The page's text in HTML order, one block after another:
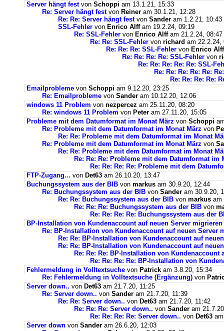
Server hängt festvon Schoppi am 13.1.21, 15:33
Re: Server hängt festvon Reiner am 30.1.21, 12:28
Re: Re: Server hängt festvon Sander am 1.2.21, 10:43
SSL-Fehler von Enrico Alffam 19.2.24, 09:19
Re: SSL-Fehler von Enrico Alffam 21.2.24, 08:47
Re: Re: SSL-Fehler von richard am 22.2.24,
Re: Re: Re: SSL-Fehler von Enrico Alff
Re: Re: Re: Re: SSL-Fehler von
Re: Re: Re: Re: Re: SSL-
Re: Re: Re: Re: Re:
Re: Re: Re: Re:
Emailprobleme von Schoppi am 9.12.20, 23:25
Re: Emailprobleme von Sander am 10.12.20, 12:06
windows 11 Problem von nezpercez am 25.11.20, 08:20
Re: windows 11 Problem von Peter am 27.11.20, 15:05
Probleme mit dem Datumformat im Monat März von Schoppi
Re: Probleme mit dem Datumformat im Monat März von
Re: Re: Probleme mit dem Datumformat im Monat
Re: Probleme mit dem Datumformat im Monat März von
Re: Re: Probleme mit dem Datumformat im Monat
Re: Re: Re: Probleme mit dem Datumformat im
Re: Re: Re: Re: Probleme mit dem
FTP-Zugang... von Det63 am 26.10.20, 13:47
Buchungssystem aus der BIB von markus am 30.9.20, 12:44
Re: Buchungssystem aus der BIB von Sander am 30.9.20,
Re: Re: Buchungssystem aus der BIB von markus am
Re: Re: Re: Buchungssystem aus der BIB von
Re: Re: Re: Re: Buchungssystem aus der
BP-Installation von Kundenaccount auf neuen Server migrieren
Re: BP-Installation von Kundenaccount auf neuen Server
Re: Re: BP-Installation von Kundenaccount auf
Re: Re: BP-Installation von Kundenaccount auf
Re: Re: Re: BP-Installation von Kundenaccount
Re: Re: Re: Re: BP-Installation von
Fehlermeldung in Volltextsuche von Patrick am 3.8.20, 15:34
Re: Fehlermeldung in Volltextsuche (Ergänzung) von
Server down.. von Det63 am 21.7.20, 11:25
Re: Server down.. von Sander am 21.7.20, 11:39
Re: Re: Server down.. von Det63 am 21.7.20, 11:42
Re: Re: Re: Server down.. von Sander am
Re: Re: Re: Re: Server down.. von Det63
Server down von Sander am 26.6.20, 12:03